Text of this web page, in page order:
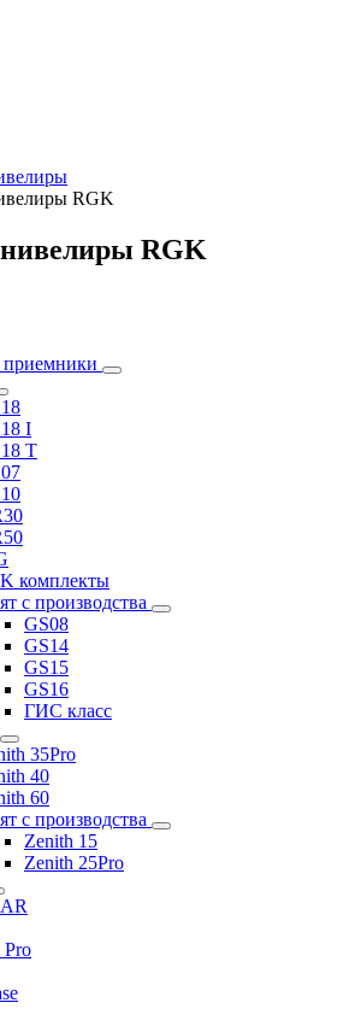
RGK
RGK
приемники
I
T
комплекты
с производства
GS08
GS14
GS15
GS16
ГИС класс
35Pro
40
60
с производства
Zenith 15
Zenith 25Pro
Pro